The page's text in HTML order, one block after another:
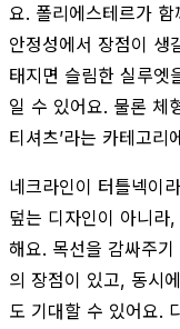
요. 폴리에스테르가
안정성에서 장점이 생
태지면 슬림한 실루엣
일 수 있어요. 물론 체
티셔츠’라는 카테고
네크라인이 터틀넥이
덮는 디자인이 아니라
해요. 목선을 감싸주
의 장점이 있고, 동시
도 기대할 수 있어요.